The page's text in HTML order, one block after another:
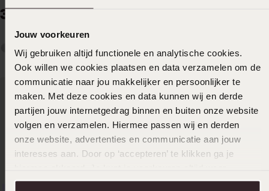
Jouw voorkeuren
Wij gebruiken altijd functionele en analytische cookies.
Ook willen we cookies plaatsen en data verzamelen om de
communicatie naar jou makkelijker en persoonlijker te
maken. Met deze cookies en data kunnen wij en derde
partijen jouw internetgedrag binnen en buiten onze website
volgen en verzamelen. Hiermee passen wij en derden
onze website, advertenties en communicatie aan jouw
interesses aan. Door op ‘accepteren’ te klikken ga je
aanpassen. Lees er meer over in onscookiebeleid.
3999